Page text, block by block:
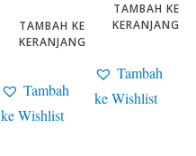
TAMBAH KE
KERANJANG
Tambah
ke Wishlist
TAMBAH KE
KERANJANG
Tambah
ke Wishlist